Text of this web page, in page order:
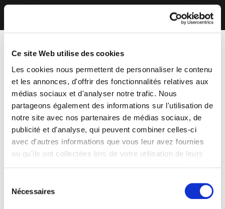
Ce site Web utilise des cookies
Les cookies nous permettent de personnaliser le contenu
et les annonces, d'offrir des fonctionnalités relatives aux
médias sociaux et d'analyser notre trafic. Nous
partageons également des informations sur l'utilisation de
notre site avec nos partenaires de médias sociaux, de
publicité et d'analyse, qui peuvent combiner celles-ci
avec d'autres informations que vous leur avez fournies
ou qu'ils ont collectées lors de votre utilisation de leurs
Nécessaires